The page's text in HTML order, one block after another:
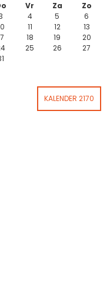
Vr Za
Zo
4 5
6
11 12
13
18 19
20
25 26
27
KALENDER 2170